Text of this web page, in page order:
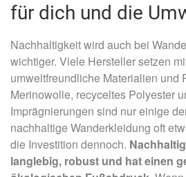
für dich und die
Nachhaltigkeit wird auch bei
wichtiger. Viele Hersteller setzen
umweltfreundliche Materialien und
Merinowolle, recyceltes Polyester
Imprägnierungen sind nur einige
nachhaltige Wanderkleidung oft
die Investition dennoch.
langlebig, robust und hat einen